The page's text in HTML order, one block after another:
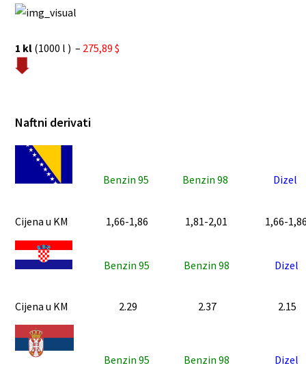
1 kl (1000 l ) – 275,89 $
Naftni derivati
Benzin 95 Benzin 98 Dizel
Cijena u KM 1,66-1,86 1,81-2,01 1,66-
Benzin 95 Benzin 98 Dizel
Cijena u KM 2.29 2.37 2.15
Benzin 95 Benzin 98 Dizel